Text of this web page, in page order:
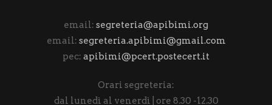
email: segreteria@apibimi.org
email: segreteria.apibimi@gmail.com
pec: apibimi@pcert.postecert.it
Orari segreteria:
dal lunedì al venerdì | ore 8.30 -12.30